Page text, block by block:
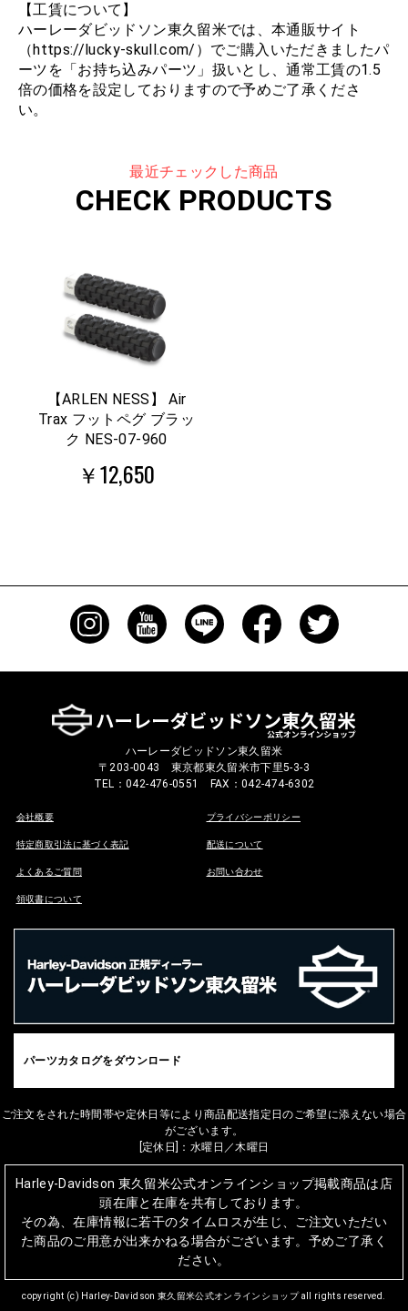
【工賃について】
ハーレーダビッドソン東久留米では、本通販サイト
（https://lucky-skull.com/）でご購入いただきましたパ
ーツを「お持ち込みパーツ」扱いとし、通常工賃の1.5
倍の価格を設定しておりますので予めご了承くださ
い。
最近チェックした商品
CHECK PRODUCTS
【ARLEN NESS】 Air
Trax フットペグ ブラッ
ク NES-07-960
￥12,650
ハーレーダビッドソン東久留米
〒203-0043 東京都東久留米市下里5-3-3
TEL：042-476-0551 FAX：042-474-6302
会社概要 プライバシーポリシー
特定商取引法に基づく表記 配送について
よくあるご質問 お問い合わせ
領収書について
パーツカタログをダウンロード
ご注文をされた時間帯や定休日等により商品配送指定日のご希望に添えない場合
がございます。
[定休日]：水曜日／木曜日
Harley-Davidson 東久留米公式オンラインショップ掲載商品は店
頭在庫と在庫を共有しております。
その為、在庫情報に若干のタイムロスが生じ、ご注文いただい
た商品のご用意が出来かねる場合がございます。予めご了承く
ださい。
copyright (c) Harley-Davidson 東久留米公式オンラインショップ all rights reserved.